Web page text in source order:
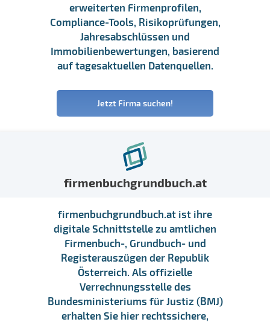
erweiterten Firmenprofilen,
Compliance-Tools, Risikoprüfungen,
Jahresabschlüssen und
Immobilienbewertungen, basierend
auf tagesaktuellen Datenquellen.
Jetzt Firma suchen!
firmenbuchgrundbuch.at
firmenbuchgrundbuch.at ist ihre
digitale Schnittstelle zu amtlichen
Firmenbuch-, Grundbuch- und
Registerauszügen der Republik
Österreich. Als offizielle
Verrechnungsstelle des
Bundesministeriums für Justiz (BMJ)
erhalten Sie hier rechtssichere,